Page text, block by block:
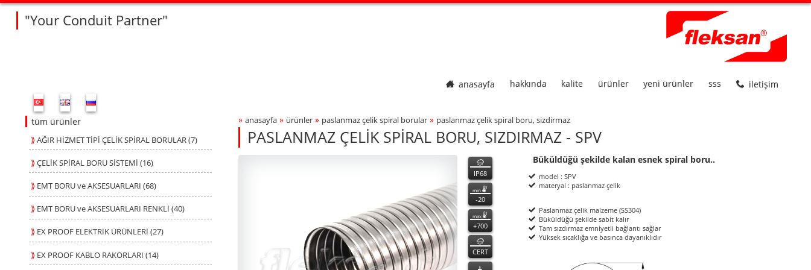
"Your Conduit Partner"
anasayfa hakkında kalite ürünler yeni ürünler sss iletişim
tüm ürünler
⟫AĞIR HİZMET TİPİ ÇELİK SPİRAL BORULAR (7)
⟫ÇELİK SPİRAL BORU SİSTEMİ (16)
⟫ EMT BORU ve AKSESUARLARI (68)
⟫ EMT BORU ve AKSESUARLARI RENKLİ (40)
⟫ EX PROOF ELEKTRİK ÜRÜNLERİ (27)
⟫ EX PROOF KABLO RAKORLARI (14)
Breadcrumbs Navigation
» anasayfa » ürünler » paslanmaz çeli̇k spi̇ral borular » paslanmaz çeli̇k spi̇ral boru, sizdirmaz
PASLANMAZ ÇELİK SPİRAL BORU, SIZDIRMAZ - SPV
SPV
SPV özellikler
IP68
min
-20
max
+700
CERT
Product Informations
Büküldüğü şekilde kalan esnek spiral boru..
model : SPV
materyal : paslanmaz çelik
Paslanmaz çelik malzeme (SS304)
Büküldüğü şekilde sabit kalır
Tam sızdırmaz emniyetli bağlantı sağlar
Yüksek sıcaklığa ve basınca dayanıklıdır